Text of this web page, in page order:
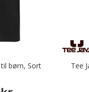
børn, Sort
Tee